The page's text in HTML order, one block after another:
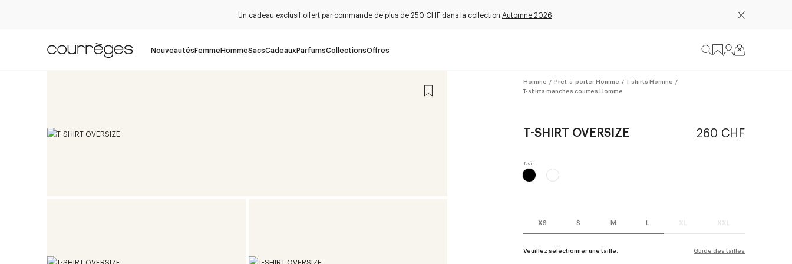
Un cadeau exclusif offert par commande de plus de 250 CHF dans la collection Automne 2026.
NouveautésFemmeHommeSacsCadeauxParfumsCollectionsOffres
Homme / Prêt-à-porter Homme / T-shirts Homme /
T-shirts manches courtes Homme
T-SHIRT OVERSIZE 260 CHF
XS S M L XL XXL
Veuillez sélectionner une taille. Guide des tailles